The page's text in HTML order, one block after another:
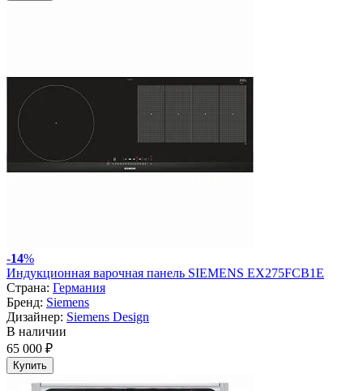
-14%
Индукционная варочная панель SIEMENS EX275FCB1E
Страна: Германия
Бренд: Siemens
Дизайнер: Siemens Design
В наличии
65 000 ₽
Купить